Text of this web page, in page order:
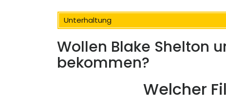
Unterhaltung
Wollen Blake Shelton
bekommen?
Welcher